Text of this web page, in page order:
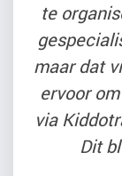
te
maar dat
ervoor
via
Dit